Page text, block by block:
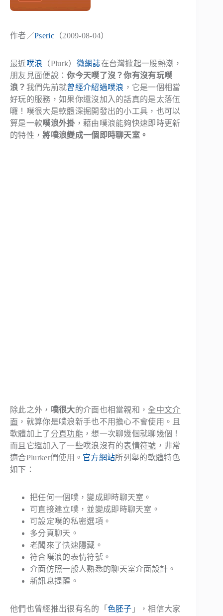
作者／Pseric（2009-08-04）
最近噗浪 （Plurk） 微網誌在台灣掀起一股熱潮，
朋友見面便說：你今天噗了沒？你有沒有玩噗
浪？ 我們先前就曾經介紹過噗浪 ，它是一個相當
好玩的服務，如果你還沒加入的話真的是太落伍
囉！噗很大是軟體深掘開發出的小工具，也可以
算是一款噗浪外掛 ，藉由噗浪能夠快速即時更新
的特性，將噗浪變成一個即時聊天室。
除此之外， 噗很大的介面也相當親和， 全中文介
面 ，就算你是噗浪新手也不用擔心不會使用。且
軟體加上了分頁功能 ，想一次聊幾個就聊幾個！
而且它還加入了一些噗浪沒有的表情符號 ，非常
適合Plurker們使用。 官方網站所列舉的軟體特色
如下：
把任何一個噗，變成即時聊天室。
可直接建立噗，並變成即時聊天室。
可設定噗的私密選項。
多分頁聊天。
老闆來了快速隱藏。
符合噗浪的表情符號。
介面仿照一般人熟悉的聊天室介面設計。
新訊息提醒。
他們也曾經推出很有名的「 色胚子 」，相信大家